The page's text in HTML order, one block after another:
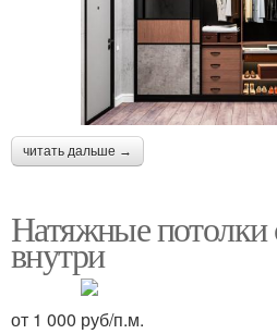
читать дальше →
Натяжные потолки
внутри
от 1 000 руб/п.м.